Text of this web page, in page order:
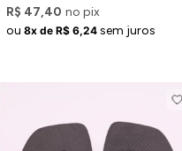
R$ 47,40 no pix
ou 8x de R$ 6,24 sem juros